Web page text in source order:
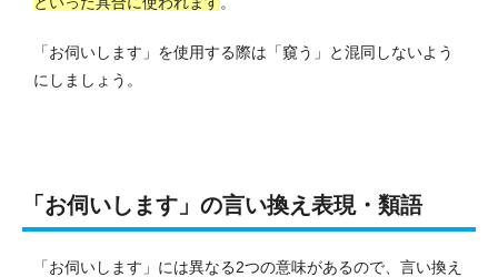
「お伺いします」を使用する際は「窺う」と混同しないよう
にしましょう。
「お伺いします」の言い換え表現・類語
「お伺いします」には異なる2つの意味があるので、言い換え